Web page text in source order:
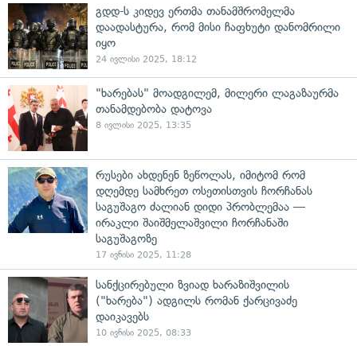
გდდ-ს კიდევ ერთმა თანამშრომელმა
დაადასტურა, რომ მისი ჩაფხუტი დანომრილი
იყო
24 ივლისი 2025, 18:12
"ხარებას" მოადგილემ, მილერი ლაგაზაურმა
თანამდებობა დატოვა
8 ივლისი 2025, 13:35
რუსები ახდენენ ზეწოლას, იმიტომ რომ
დღემდე სამხრეთ ოსეთისთვის ჩორჩანას
საგუშაგო ძალიან დიდი პრობლემაა —
ირაკლი შაიშმელაშვილი ჩორჩანაში
საგუშაგოზე
17 ივნისი 2025, 11:28
სანქცირებული ზვიად ხარაზიშვილის
("ხარება") ადგილს რომან ქარცივაძე
დაიკავებს
10 ივნისი 2025, 08:33